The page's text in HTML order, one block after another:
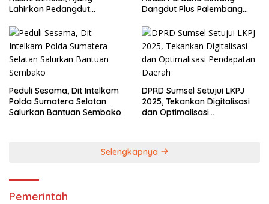
Lahirkan Pedangdut
Lestarikan Budaya
Dangdut Plus Palembang
Peduli Sesama, Dit Intelkam
Polda Sumatera Selatan
Salurkan Bantuan Sembako
DPRD Sumsel Setujui LKPJ
2025, Tekankan Digitalisasi
dan Optimalisasi
Selengkapnya
Pemerintah